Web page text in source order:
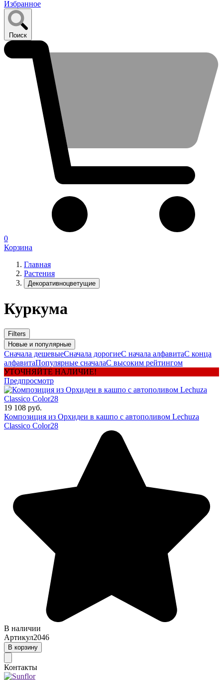
Избранное
Поиск
0
Корзина
Главная
Растения
Декоративноцветущие
Куркума
Filters
Новые и популярные
Сначала дешевыеСначала дорогиеС начала алфавитаС конца
алфавитаПопулярные сначалаС высоким рейтингом
УТОЧНЯЙТЕ НАЛИЧИЕ!
Предпросмотр
19 108 руб.
Композиция из Орхидеи в кашпо с автополивом Lechuza
Classico Color28
В наличии
Артикул2046
В корзину
Контакты